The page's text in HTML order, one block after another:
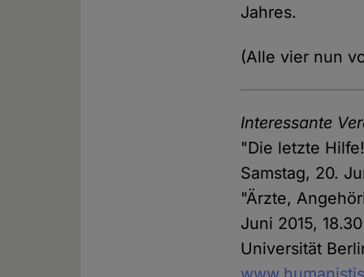
Jahres.
(Alle vier nun
Interessante
"Die letzte
Samstag, 20.
"Ärzte,
Juni 2015,
Universität